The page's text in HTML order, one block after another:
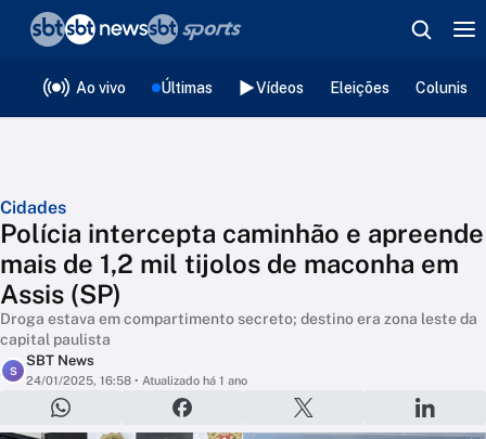
Ao vivo Últimas Vídeos Eleições
Cidades
Polícia intercepta caminhão e apreende
mais de 1,2 mil tijolos de maconha em
Assis (SP)
Droga estava em compartimento secreto; destino era zona leste da
capital paulista
S
SBT News
24/01/2025, 16:58 • Atualizado há 1 ano
❮voltar
Editorias